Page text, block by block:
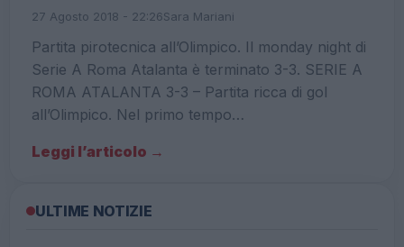
27 Agosto 2018 - 22:26Sara Mariani
Partita pirotecnica all’Olimpico. Il monday night di
Serie A Roma Atalanta è terminato 3-3. SERIE A
ROMA ATALANTA 3-3 – Partita ricca di gol
all’Olimpico. Nel primo tempo…
Leggi l’articolo →
ULTIME NOTIZIE